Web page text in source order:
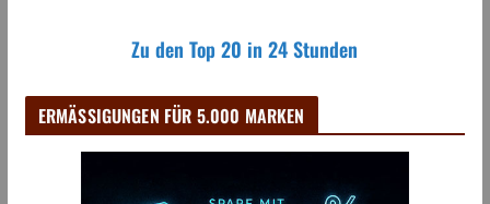
Zu den Top 20 in 24 Stunden
ERMÄSSIGUNGEN FÜR 5.000 MARKEN